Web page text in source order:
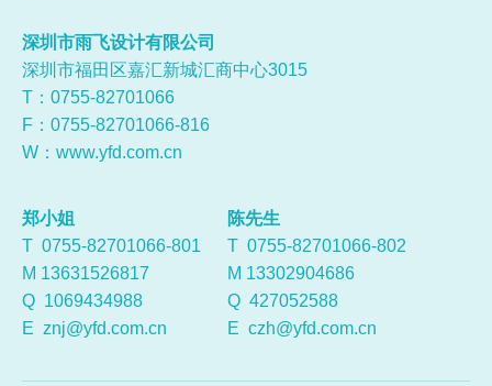
深圳市雨飞设计有限公司
深圳市福田区嘉汇新城汇商中心3015
T：0755-82701066
F：0755-82701066-816
W： www.yfd.com.cn
郑小姐
T 0755-82701066-801
M 13631526817
Q 1069434988
E znj@yfd.com.cn
陈先生
T 0755-82701066-802
M 13302904686
Q 427052588
E czh@yfd.com.cn